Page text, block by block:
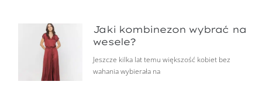
Jaki kombinezon wybrać na
wesele?
Jeszcze kilka lat temu większość kobiet bez
wahania wybierała na